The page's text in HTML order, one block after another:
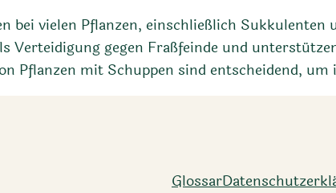
bei vielen Pflanzen, einschließlich
Verteidigung gegen Fraßfeinde und
Pflanzen mit Schuppen sind entscheidend,
Glossar